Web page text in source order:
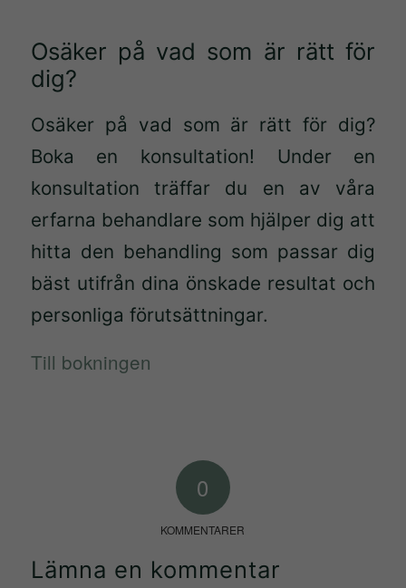
Osäker på vad som är rätt för
dig?
Osäker på vad som är rätt för dig?
Boka en konsultation! Under en
konsultation träffar du en av våra
erfarna behandlare som hjälper dig att
hitta den behandling som passar dig
bäst utifrån dina önskade resultat och
personliga förutsättningar.
Till bokningen
0
KOMMENTARER
Lämna en kommentar
hemsidan
Upplevelse
För att vår
hemsida ska
prestera så
bra som
möjligt under
ditt besök.
Om du nekar
Genom att dela